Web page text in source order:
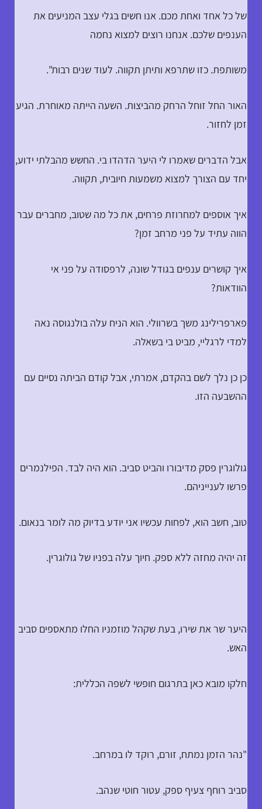
של כל אחד ואחת מכם. אנו חשים בגלי עצב המניעים את
הענפים שלכם. אנחנו רוצים למצוא נחמה
משותפת. כזו שתרפא ותיתן תקווה. לעוד שנים רבות".
האור החל זוחל הרחק מהביצות. השעה הייתה מאוחרת. הגיע
זמן לחזור.
אבל הדברים שאמרו לי היער הדהדו בי. החשש מהבלתי ידוע,
יחד עם הצורך למצוא משמעות חיובית, תקווה.
איך אוספים למחרוזת פרחים, את כל מה שטוב, מחברים עבר
הווה עתיד על פני מרחב זמן?
איך קושרים ענפים בגודל שונה, לרפסודה על פני אי
הוודאות?
פארפרילינג משך בשרוולי. הוא הניח עלה בולנגוסה נאה
למדי לרגליי, מביט בי בשאלה.
כן כן נלך לשם בהקדם, אמרתי, אבל קודם הביתה נסיים עם
ההשבעה הזו.
גולוגרין פסק מדיבורו והביט סביב. הוא היה לבד. הפילנמרים
פרשו לענייניהם.
טוב, חשב הוא, לפחות עכשיו אני יודע בדיוק מה לומר בנאום.
זה יהיה מחזה ללא ספק. חיוך עלה בפניו של גולוגרין.
היער שר את שירו, בעת שקהל מוזמניו החלו מתאספים סביב
האש.
חלקו מובא כאן בתרגום חופשי לשפה הכללית:
"נהר הזמן נמתח, זורם, רוקד לו במרחב.
סביב רוחף צעיף ספק, עטור חוטי שנהב.